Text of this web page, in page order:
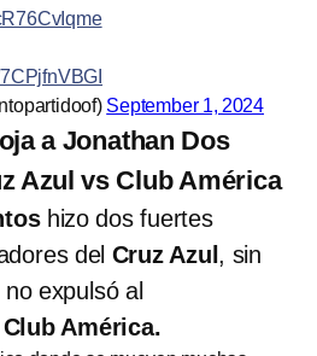
September 1, 2024
a Jonathan Dos
Azul vs Club América
hizo dos fuertes
del Cruz Azul , sin
expulsó al
Club América.